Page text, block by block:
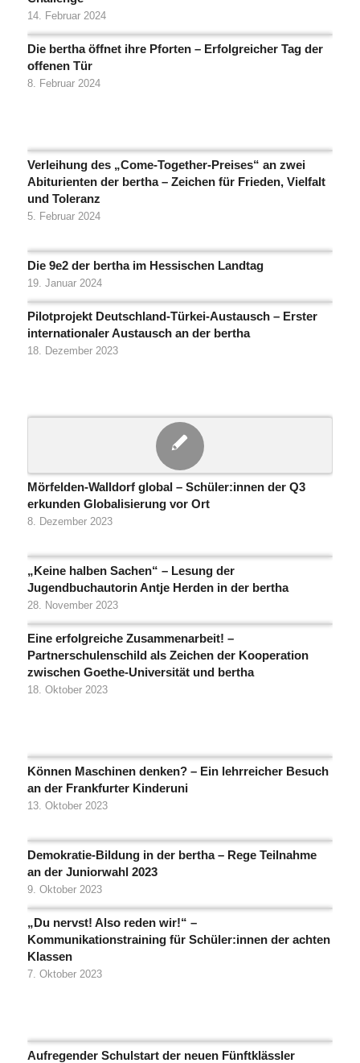
14. Februar 2024
Die bertha öffnet ihre Pforten – Erfolgreicher Tag der
offenen Tür
8. Februar 2024
Verleihung des „Come-Together-Preises“ an zwei
Abiturienten der bertha – Zeichen für Frieden, Vielfalt
und Toleranz
5. Februar 2024
Die 9e2 der bertha im Hessischen Landtag
19. Januar 2024
Pilotprojekt Deutschland-Türkei-Austausch – Erster
internationaler Austausch an der bertha
18. Dezember 2023
Mörfelden-Walldorf global – Schüler:innen der Q3
erkunden Globalisierung vor Ort
8. Dezember 2023
„Keine halben Sachen“ – Lesung der
Jugendbuchautorin Antje Herden in der bertha
28. November 2023
Eine erfolgreiche Zusammenarbeit! –
Partnerschulenschild als Zeichen der Kooperation
zwischen Goethe-Universität und bertha
18. Oktober 2023
Können Maschinen denken? – Ein lehrreicher Besuch
an der Frankfurter Kinderuni
13. Oktober 2023
Demokratie-Bildung in der bertha – Rege Teilnahme
an der Juniorwahl 2023
9. Oktober 2023
„Du nervst! Also reden wir!“ –
Kommunikationstraining für Schüler:innen der achten
Klassen
7. Oktober 2023
Aufregender Schulstart der neuen Fünftklässler